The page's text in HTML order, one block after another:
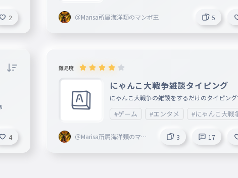
2 ＠Marisa所属海洋類のマンボ王 5
4
難易度
にゃんこ大戦争雑談タイピング
にゃんこ大戦争の雑談をするだけのタイピン
#ゲーム #エンタメ #にゃんこ大戦
＠Marisa所属海洋類のマン
3 17